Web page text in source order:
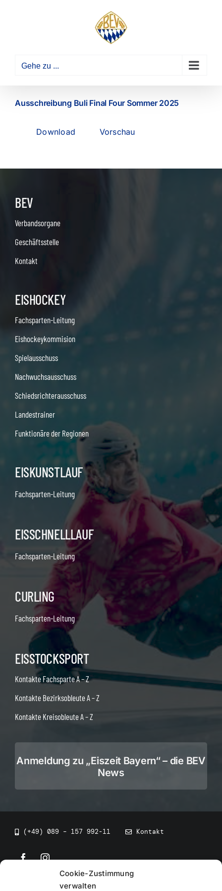
Cookie-Zustimmung
verwalten
Gehe zu ...
Ausschreibung Buli Final Four Sommer 2025
Download Vorschau
BEV
Verbandsorgane
Geschäftsstelle
Kontakt
EISHOCKEY
Fachsparten-Leitung
Eishockeykommision
Spielausschuss
Nachwuchsausschuss
Schiedsrichterausschuss
Landestrainer
Funktionäre der Regionen
EISKUNSTLAUF
Fachsparten-Leitung
EISSCHNELLLAUF
Fachsparten-Leitung
CURLING
Fachsparten-Leitung
EISSTOCKSPORT
Kontakte Fachsparte A – Z
Kontakte Bezirksobleute A – Z
Kontakte Kreisobleute A – Z
Anmeldung zu „Eiszeit Bayern“ – die BEV
News
(+49) 089 – 157 992-11 Kontakt
• BEV Bayerischer Eissportverband